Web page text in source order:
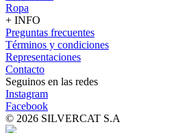
Ropa
+ INFO
Preguntas frecuentes
Términos y condiciones
Representaciones
Contacto
Seguinos en las redes
Instagram
Facebook
© 2026 SILVERCAT S.A